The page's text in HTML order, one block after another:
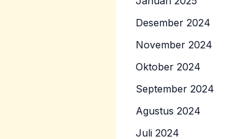
Desember 2024
November 2024
Oktober 2024
September 2024
Agustus 2024
Juli 2024